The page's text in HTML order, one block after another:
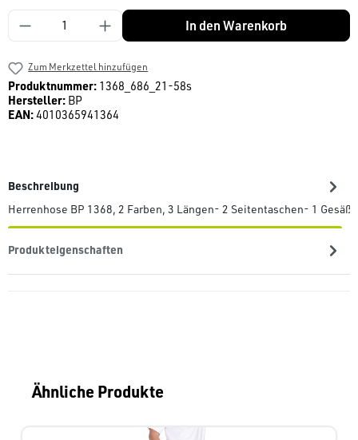
Produkt Anzahl: Gib den gewünschten Wert
In den Warenkorb
Zum Merkzettel hinzufügen
Produktnummer: 1368_686_21-58s
Hersteller: BP
EAN:4010365941364
Beschreibung
Herrenhose BP 1368, 2 Farben, 3 Längen- 2 Seitentaschen- 1
Produkteigenschaften
Produktgalerie überspringen
Ähnliche Produkte